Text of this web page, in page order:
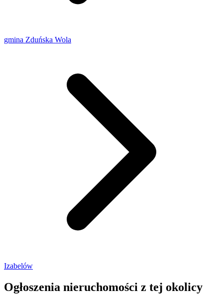
gmina Zduńska Wola
Izabelów
Ogłoszenia nieruchomości z tej okolicy